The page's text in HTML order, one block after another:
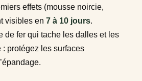
effets (mousse noircie,
visibles en 7 à 10 jours.
de fer qui tache les dalles et les
: protégez les surfaces